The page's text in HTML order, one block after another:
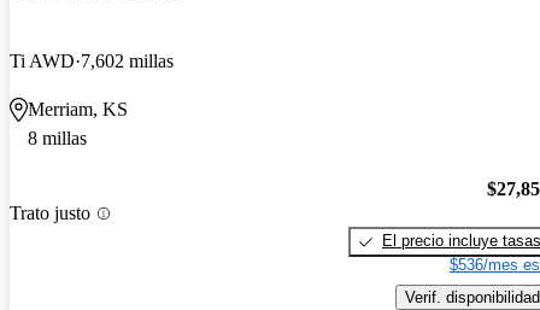
Ti AWD 7,602 millas
Merriam, KS
8 millas
Trato justo
El precio incluye tasas
$536/mes
Verif. disponibilidad